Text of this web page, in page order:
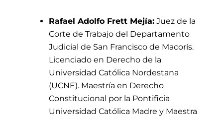
Rafael Adolfo Frett Mejía: Juez de la
Corte de Trabajo del Departamento
Judicial de San Francisco de Macorís.
Licenciado en Derecho de la
Universidad Católica Nordestana
(UCNE). Maestría en Derecho
Constitucional por la Pontificia
Universidad Católica Madre y Maestra